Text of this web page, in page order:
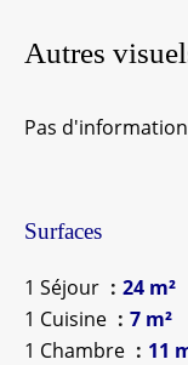
Autres
Pas
Surfaces
1 Séjour
24 m²
1 Cuisine
7 m²
1 Chambre
11